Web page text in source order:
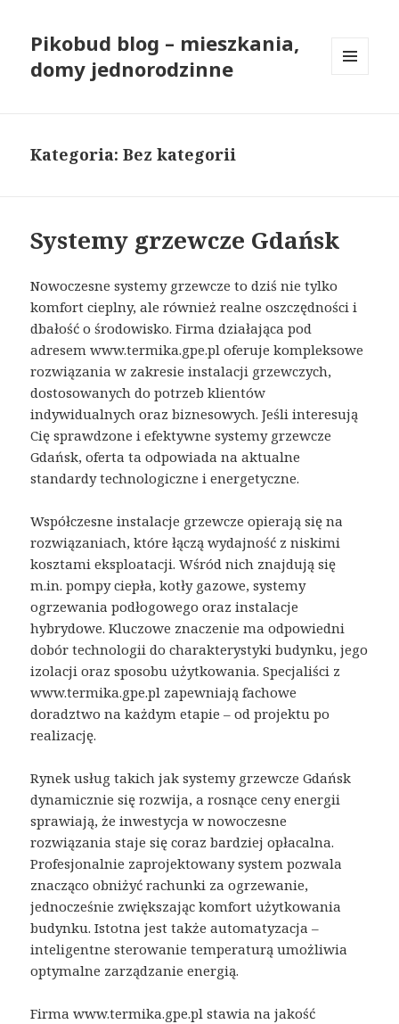
Pikobud blog – mieszkania,
domy jednorodzinne
Kategoria: Bez kategorii
Systemy grzewcze Gdańsk
Nowoczesne systemy grzewcze to dziś nie tylko
komfort cieplny, ale również realne oszczędności i
dbałość o środowisko. Firma działająca pod
adresem www.termika.gpe.pl oferuje kompleksowe
rozwiązania w zakresie instalacji grzewczych,
dostosowanych do potrzeb klientów
indywidualnych oraz biznesowych. Jeśli interesują
Cię sprawdzone i efektywne systemy grzewcze
Gdańsk, oferta ta odpowiada na aktualne
standardy technologiczne i energetyczne.
Współczesne instalacje grzewcze opierają się na
rozwiązaniach, które łączą wydajność z niskimi
kosztami eksploatacji. Wśród nich znajdują się
m.in. pompy ciepła, kotły gazowe, systemy
ogrzewania podłogowego oraz instalacje
hybrydowe. Kluczowe znaczenie ma odpowiedni
dobór technologii do charakterystyki budynku, jego
izolacji oraz sposobu użytkowania. Specjaliści z
www.termika.gpe.pl zapewniają fachowe
doradztwo na każdym etapie – od projektu po
realizację.
Rynek usług takich jak systemy grzewcze Gdańsk
dynamicznie się rozwija, a rosnące ceny energii
sprawiają, że inwestycja w nowoczesne
rozwiązania staje się coraz bardziej opłacalna.
Profesjonalnie zaprojektowany system pozwala
znacząco obniżyć rachunki za ogrzewanie,
jednocześnie zwiększając komfort użytkowania
budynku. Istotna jest także automatyzacja –
inteligentne sterowanie temperaturą umożliwia
optymalne zarządzanie energią.
Firma www.termika.gpe.pl stawia na jakość